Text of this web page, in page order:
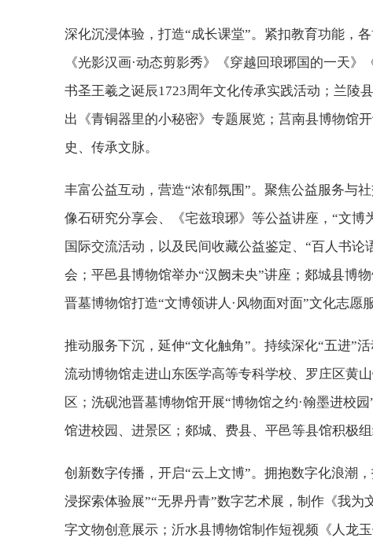
深化沉浸体验，打造“成长课堂”。紧扣教育功能，
《光影汉画·动态剪影秀》《穿越回琅琊国的一天
书圣王羲之诞辰1723周年文化传承实践活动；兰陵
出《青铜器里的小秘密》专题展览；莒南县博物馆
史、传承文脉。
丰富公益互动，营造“浓郁氛围”。聚焦公益服务与
像石研究分享会、《宅兹琅琊》等公益讲座，“文博
国际交流活动，以及民间收藏公益鉴定、“百人书
会；平邑县博物馆举办“汉阙未央”讲座；郯城县博
晋墓博物馆打造“文博领讲人·风物面对面”文化志愿
推动服务下沉，延伸“文化触角”。持续深化“五进”
流动博物馆走进山东医学高等专科学校、罗庄区黄
区；洗砚池晋墓博物馆开展“博物馆之约·翰墨进校
馆进校园、进景区；郯城、费县、平邑等县馆积极
创新数字传播，开启“云上文博”。拥抱数字化浪潮
浸探索体验展”“无界丹青”数字艺术展，制作《我
字文物创意展示；沂水县博物馆制作短视频《人龙